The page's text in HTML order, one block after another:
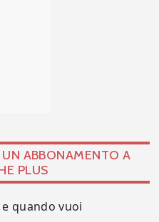
ABBONAMENTO A
PLUS
quando vuoi